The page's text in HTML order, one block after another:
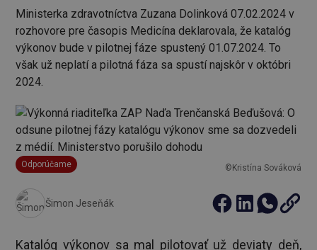
Ministerka zdravotníctva Zuzana Dolinková 07.02.2024 v
rozhovore pre časopis Medicína deklarovala, že katalóg
výkonov bude v pilotnej fáze spustený 01.07.2024. To
však už neplatí a pilotná fáza sa spustí najskôr v októbri
2024.
Odporúčame ©Kristína Sováková
Šimon Jeseňák
Katalóg výkonov sa mal pilotovať už deviaty deň,